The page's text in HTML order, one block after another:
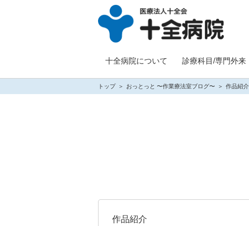
十全病院について 診療科目/専門外来
トップ おっとっと 〜作業療法室ブログ〜 作品紹介
作品紹介